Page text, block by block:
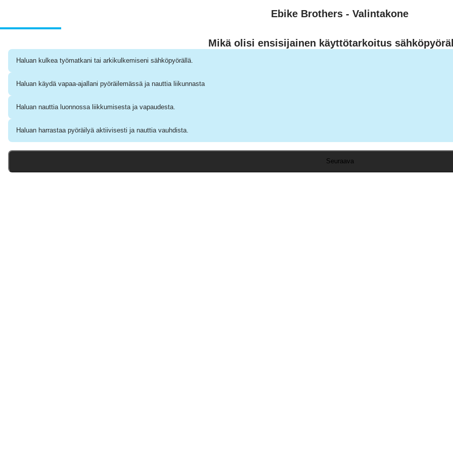
Ebike Brothers - Valintakone
9%
Mikä olisi ensisijainen käyttötarkoitus
Haluan kulkea työmatkani tai arkikulkemiseni sähköpyörällä.
Haluan käydä vapaa-ajallani pyöräilemässä ja nauttia liikunnasta
Haluan nauttia luonnossa liikkumisesta ja vapaudesta.
Haluan harrastaa pyöräilyä aktiivisesti ja nauttia vauhdista.